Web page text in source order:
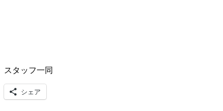
スタッフ一同
シェア